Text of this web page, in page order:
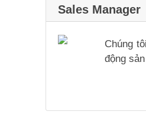
Sales Manager
Chúng
động